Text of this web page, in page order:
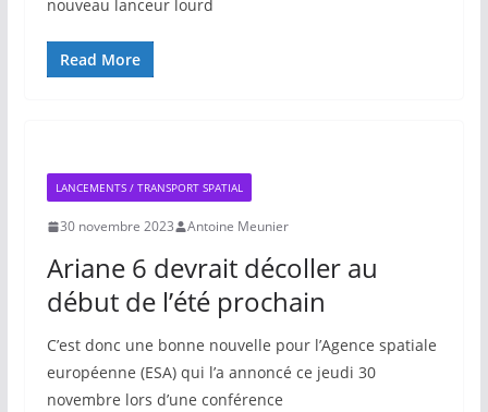
nouveau lanceur lourd
Read More
LANCEMENTS / TRANSPORT SPATIAL
30 novembre 2023 Antoine Meunier
Ariane 6 devrait décoller au
début de l’été prochain
C’est donc une bonne nouvelle pour l’Agence spatiale
européenne (ESA) qui l’a annoncé ce jeudi 30
novembre lors d’une conférence